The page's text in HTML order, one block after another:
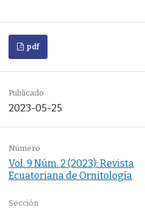
pdf
Publicado
2023-05-25
Número
Vol. 9 Núm. 2 (2023): Revista
Ecuatoriana de Ornitología
Sección